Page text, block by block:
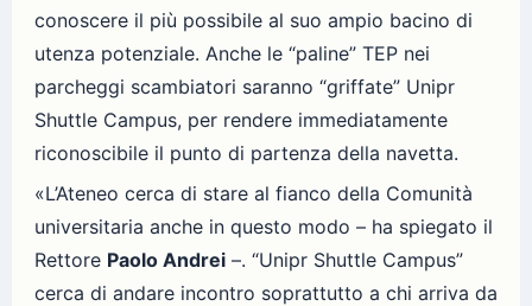
conoscere il più possibile al suo ampio bacino di
utenza potenziale. Anche le “paline” TEP nei
parcheggi scambiatori saranno “griffate” Unipr
Shuttle Campus, per rendere immediatamente
riconoscibile il punto di partenza della navetta.
«L’Ateneo cerca di stare al fianco della Comunità
universitaria anche in questo modo – ha spiegato il
Rettore Paolo Andrei –. “Unipr Shuttle Campus”
cerca di andare incontro soprattutto a chi arriva da